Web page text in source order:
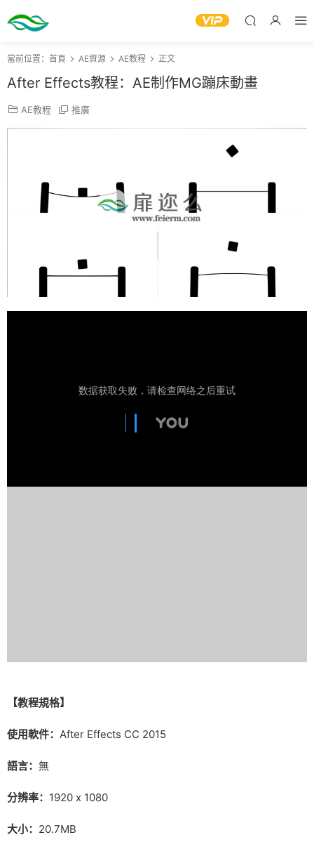
當前位置： 首頁 AE資源 AE教程 正文
After Effects教程：AE制作MG蹦床動畫
AE教程 推廣
【教程規格】
使用軟件： After Effects CC 2015
語言： 無
分辨率： 1920 x 1080
大小： 20.7MB